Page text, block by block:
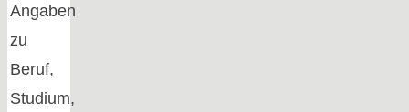
Angaben
zu
Beruf,
Studium,